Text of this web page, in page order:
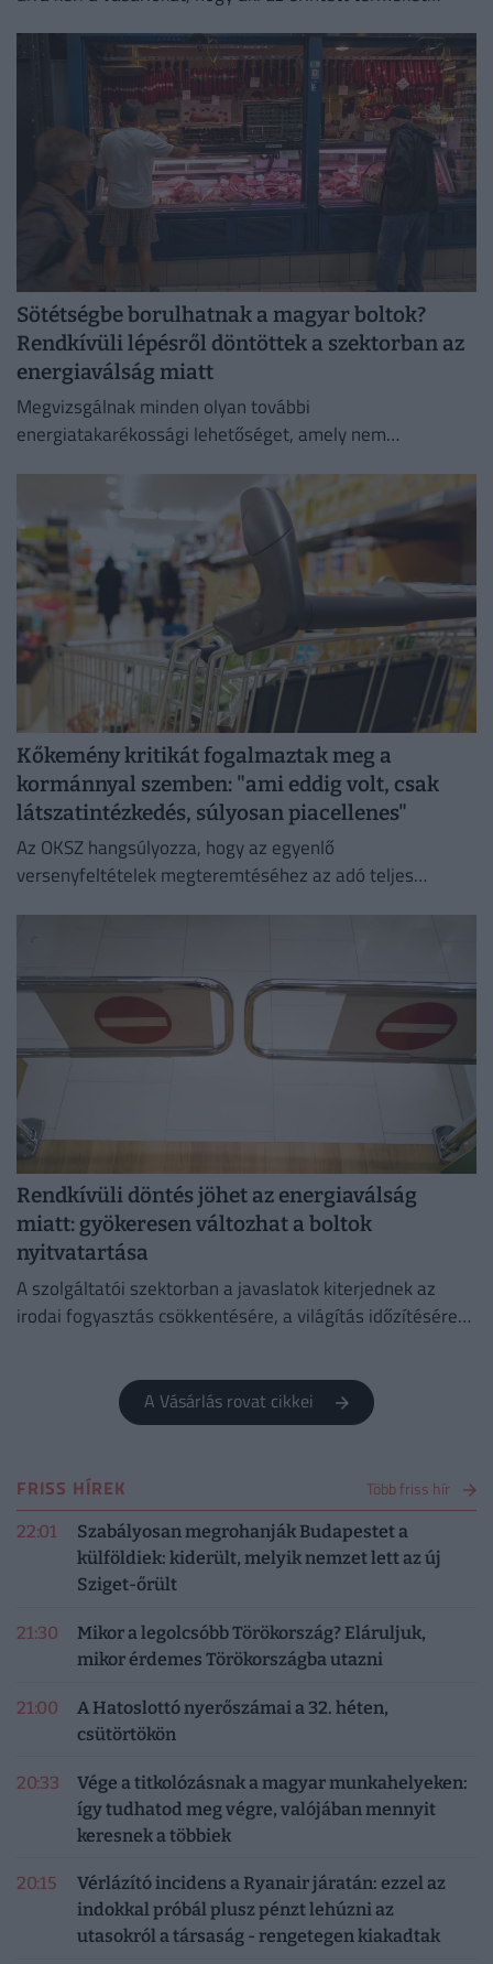
Sötétségbe borulhatnak a magyar boltok?
Rendkívüli lépésről döntöttek a szektorban az
energiaválság miatt
Megvizsgálnak minden olyan további
energiatakarékossági lehetőséget, amely nem
zökkenőmentes kiszolgálását.
Kőkemény kritikát fogalmaztak meg a
kormánnyal szemben: "ami eddig volt, csak
látszatintézkedés, súlyosan piacellenes"
Az OKSZ hangsúlyozza, hogy az egyenlő
versenyfeltételek megteremtéséhez az adó teljes
Rendkívüli döntés jöhet az energiaválság
miatt: gyökeresen változhat a boltok
nyitvatartása
A szolgáltatói szektorban a javaslatok kiterjednek az
irodai fogyasztás csökkentésére, a világítás időzítésére
A Vásárlás rovat cikkei
FRISS HÍREK Több friss hír
22:01
Szabályosan megrohanják Budapestet a
külföldiek: kiderült, melyik nemzet lett az új
Sziget-őrült
21:30
Mikor a legolcsóbb Törökország? Eláruljuk,
mikor érdemes Törökországba utazni
21:00
A Hatoslottó nyerőszámai a 32. héten,
csütörtökön
20:33
Vége a titkolózásnak a magyar munkahelyeken:
így tudhatod meg végre, valójában mennyit
keresnek a többiek
20:15
Vérlázító incidens a Ryanair járatán: ezzel az
indokkal próbál plusz pénzt lehúzni az
utasokról a társaság - rengetegen kiakadtak